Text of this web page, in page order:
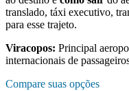
translado, táxi executivo,
para esse trajeto.
Viracopos: Principal
internacionais de
Compare suas opções